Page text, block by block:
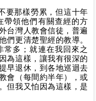
要那樣勞累，但這十年
帶領他們有關查經的方
台灣人教會信徒，普遍
們更清楚聖經的教導。
常多；就連在我回來之
為這樣，讓我有很深的
早退休，到各地巡迴去
會（每間約半年），或
但我又怕因為這樣，是